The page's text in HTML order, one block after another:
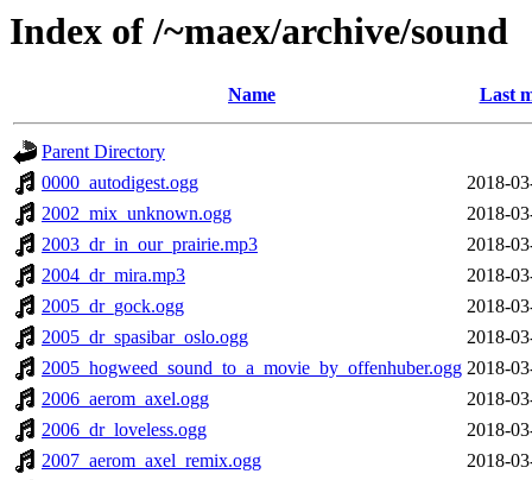
Index of /~maex/archive/sound
Name Last
Parent Directory
0000_autodigest.ogg
2018-
2002_mix_unknown.ogg
2018-
2003_dr_in_our_prairie.mp3
2018-
2004_dr_mira.mp3
2018-
2005_dr_gock.ogg
2018-
2005_dr_spasibar_oslo.ogg
2018-
2005_hogweed_sound_to_a_movie_by_offenhuber.ogg 2018-
2006_aerom_axel.ogg
2018-
2006_dr_loveless.ogg
2018-
2007_aerom_axel_remix.ogg
2018-